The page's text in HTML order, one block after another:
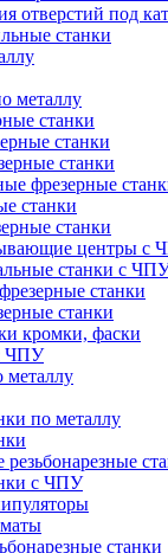
отверстий под
станки
металлу
станки
станки
станки
фрезерные
станки
станки
центры с
станки с
станки
станки
кромки, фаски
ЧПУ
металлу
по металлу
с ЧПУ
станки